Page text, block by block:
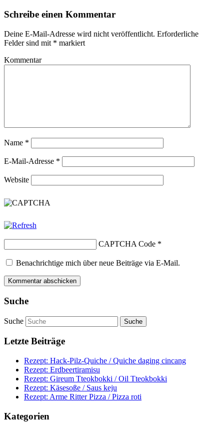
Schreibe einen Kommentar
Deine E-Mail-Adresse wird nicht veröffentlicht. Erforderliche
Felder sind mit * markiert
Kommentar
Name *
E-Mail-Adresse *
Website
CAPTCHA Code *
Benachrichtige mich über neue Beiträge via E-Mail.
Suche
Suche
Letzte Beiträge
Rezept: Hack-Pilz-Quiche / Quiche daging cincang
Rezept: Erdbeertiramisu
Rezept: Gireum Tteokbokki / Oil Tteokbokki
Rezept: Käsesoße / Saus keju
Rezept: Arme Ritter Pizza / Pizza roti
Kategorien